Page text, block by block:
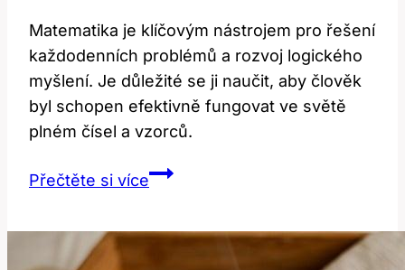
Matematika je klíčovým nástrojem pro řešení
každodenních problémů a rozvoj logického
myšlení. Je důležité se ji naučit, aby člověk
byl schopen efektivně fungovat ve světě
plném čísel a vzorců.
Přečtěte si víceMath: